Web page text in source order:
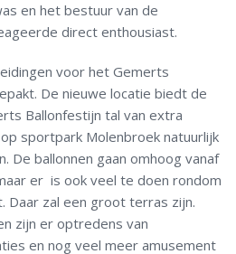
en het bestuur van de
direct enthousiast.
voor het Gemerts
De nieuwe locatie biedt de
Ballonfestijn tal van extra
sportpark Molenbroek natuurlijk
De ballonnen gaan omhoog vanaf
er is ook veel te doen rondom
Daar zal een groot terras zijn.
zijn er optredens van
en nog veel meer amusement